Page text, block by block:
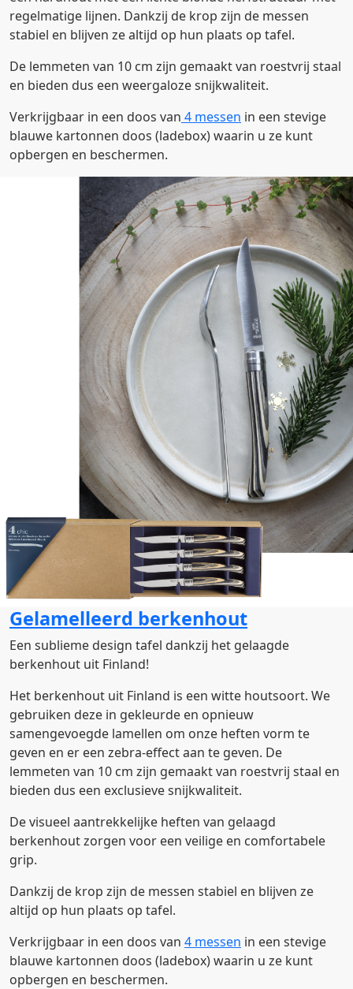
regelmatige lijnen. Dankzij de krop zijn de messen
stabiel en blijven ze altijd op hun plaats op tafel.
De lemmeten van 10 cm zijn gemaakt van roestvrij staal
en bieden dus een weergaloze snijkwaliteit.
Verkrijgbaar in een doos van 4 messen in een stevige
blauwe kartonnen doos (ladebox) waarin u ze kunt
opbergen en beschermen.
Gelamelleerd berkenhout
Een sublieme design tafel dankzij het gelaagde
berkenhout uit Finland!
Het berkenhout uit Finland is een witte houtsoort. We
gebruiken deze in gekleurde en opnieuw
samengevoegde lamellen om onze heften vorm te
geven en er een zebra-effect aan te geven. De
lemmeten van 10 cm zijn gemaakt van roestvrij staal en
bieden dus een exclusieve snijkwaliteit.
De visueel aantrekkelijke heften van gelaagd
berkenhout zorgen voor een veilige en comfortabele
grip.
Dankzij de krop zijn de messen stabiel en blijven ze
altijd op hun plaats op tafel.
Verkrijgbaar in een doos van 4 messen in een stevige
blauwe kartonnen doos (ladebox) waarin u ze kunt
opbergen en beschermen.